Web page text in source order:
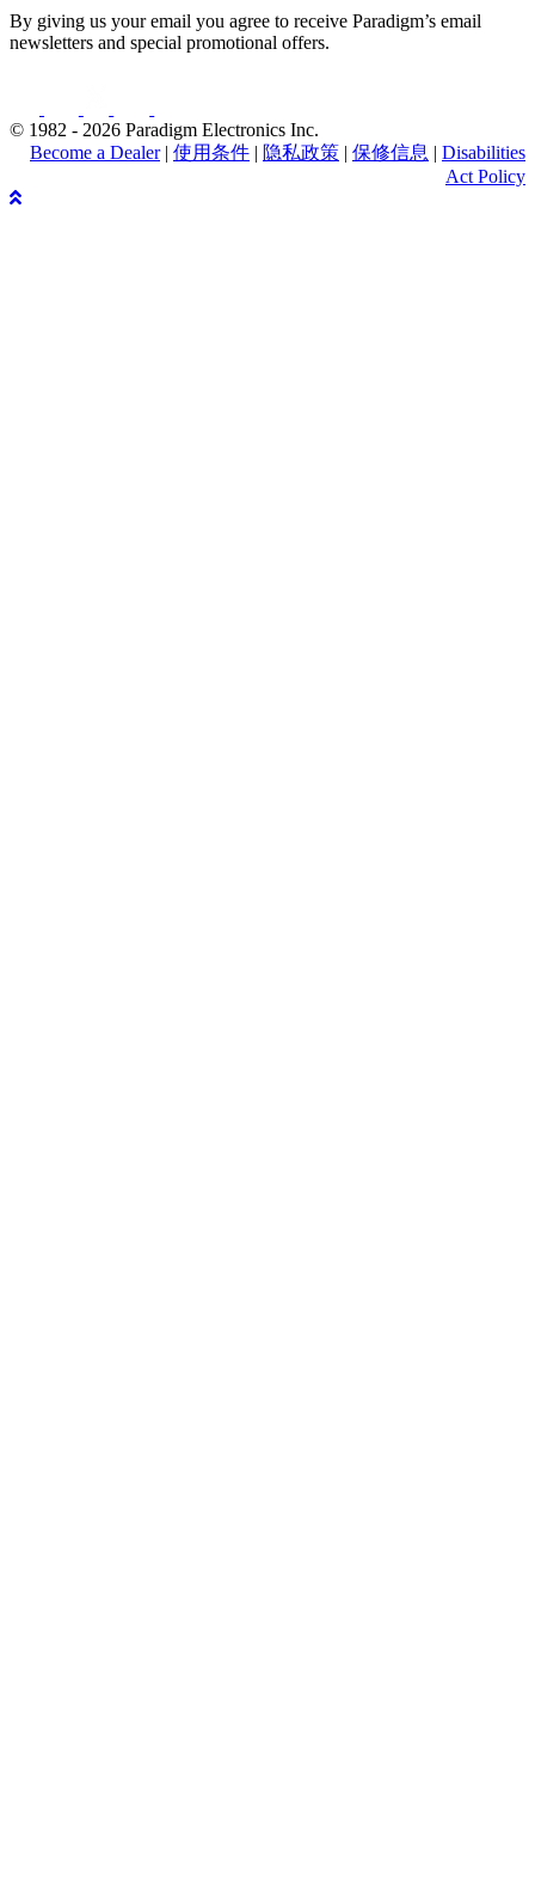
By giving us your email you agree to receive Paradigm’s email
newsletters and special promotional offers.
© 1982 - 2026 Paradigm Electronics Inc.
Become a Dealer| 使用条件 | 隐私政策 | 保修信息 | Disabilities
Act Policy